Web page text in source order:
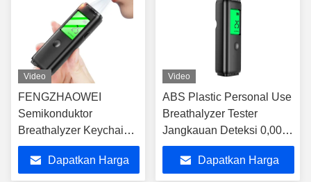
Video
FENGZHAOWEI
Semikonduktor
Breathalyzer Keychain
Pribadi Alkohol Tester
Dapatkan Harga
Video
ABS Plastic Personal Use
Breathalyzer Tester
Jangkauan Deteksi 0,00-
200mg/100mL
Dapatkan Harga